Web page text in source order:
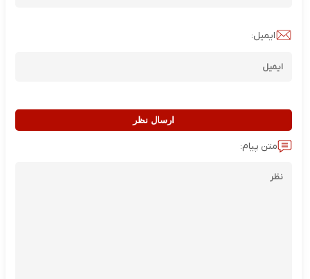
ایمیل:
ارسال نظر
متن پیام: